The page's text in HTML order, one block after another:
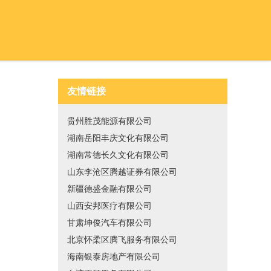
友情链接
贵州胜茂能源有限公司
湖南岳阳丰庆文化有限公司
湖南常德长久文化有限公司
山东李沧区腾越证券有限公司
新疆德盛金融有限公司
山西安邦医疗有限公司
甘肃坤俊汽车有限公司
北京怀柔区腾飞服务有限公司
海南银泰房地产有限公司